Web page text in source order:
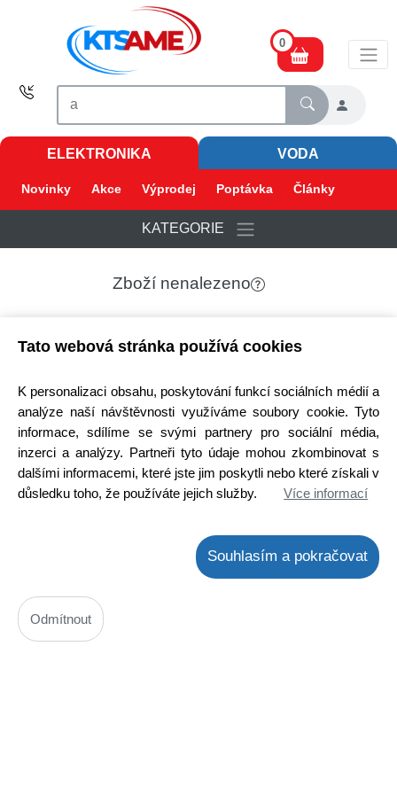
Tato webová stránka používá cookies
K personalizaci obsahu, poskytování funkcí sociálních médií a
analýze naší návštěvnosti využíváme soubory cookie. Tyto
informace, sdílíme se svými partnery pro sociální média,
inzerci a analýzy. Partneři tyto údaje mohou zkombinovat s
dalšími informacemi, které jste jim poskytli nebo které získali v
důsledku toho, že používáte jejich služby.
Více informací
Souhlasím a pokračovat
Odmítnout
0
ELEKTRONIKA VODA
Novinky Akce Výprodej Poptávka Články
KATEGORIE
Zboží nenalezeno
Doporučujeme Zrychlený košík
Obchodní podmínky
Novinky
O nás